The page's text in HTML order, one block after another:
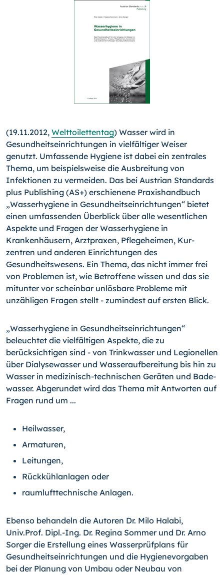
(19.11.2012, Welttoilettentag) Wasser wird in
Gesundheitsein­richtungen in vielfältiger Weiser
genutzt. Umfassende Hygiene ist dabei ein zentrales
Thema, um beispielsweise die Ausbrei­tung von
Infektionen zu vermeiden. Das bei Austrian Standards
plus Publishing (AS+) erschienene Praxishandbuch
„Wasserhy­giene in Gesundheitseinrichtungen“ bietet
einen umfassenden Überblick über alle wesentlichen
Aspekte und Fragen der Was­serhygiene in
Krankenhäusern, Arztpraxen, Pflegeheimen, Kur­
zentren und an­deren Einrichtungen des
Gesundheitswesens. Ein Thema, das nicht immer frei
von Problemen ist, wie Betrof­fene wissen und das sie
mitunter vor scheinbar unlösbare Pro­bleme mit
unzähligen Fragen stellt - zumindest auf ersten Blick.
„Wasserhygiene in Gesundheitseinrichtungen“
beleuchtet die vielfältigen Aspekte, die zu
berücksichtigen sind - von Trinkwasser und Legionellen
über Dialysewasser und Wasseraufbereitung bis hin zu
Wasser in medizinisch-technischen Geräten und Bade­
wasser. Abgerundet wird das Thema mit Antworten auf
Fragen rund um ...
Heilwasser,
Armaturen,
Leitungen,
Rückkühlanlagen oder
raumlufttechnische Anlagen.
Ebenso behandeln die Autoren Dr. Milo Halabi,
Univ.Prof. Dipl.-Ing. Dr. Regina Sommer und Dr. Arno
Sorger die Erstellung eines Wasserprüfplans für
Gesundheitseinrichtungen und die Hygienevorgaben
bei der Planung von Umbau oder Neubau von